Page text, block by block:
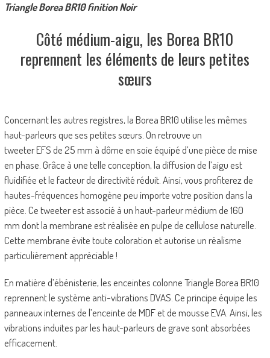
Triangle Borea BR10 finition Noir
Côté médium-aigu, les Borea BR10
reprennent les éléments de leurs petites
sœurs
Concernant les autres registres, la Borea BR10 utilise les mêmes
haut-parleurs que ses petites sœurs. On retrouve un
tweeter EFS de 25 mm à dôme en soie équipé d’une pièce de mise
en phase. Grâce à une telle conception, la diffusion de l’aigu est
fluidifiée et le facteur de directivité réduit. Ainsi, vous profiterez de
hautes-fréquences homogène peu importe votre position dans la
pièce. Ce tweeter est associé à un haut-parleur médium de 160
mm dont la membrane est réalisée en pulpe de cellulose naturelle.
Cette membrane évite toute coloration et autorise un réalisme
particulièrement appréciable !
En matière d’ébénisterie, les enceintes colonne Triangle Borea BR10
reprennent le système anti-vibrations DVAS. Ce principe équipe les
panneaux internes de l’enceinte de MDF et de mousse EVA. Ainsi, les
vibrations induites par les haut-parleurs de grave sont absorbées
efficacement.